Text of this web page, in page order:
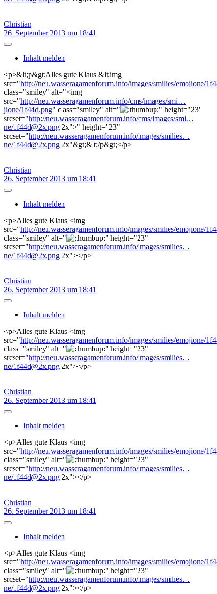
Christian
26. September 2013 um 18:41
Inhalt melden
<p>&lt;p&gt;Alles gute Klaus &lt;img
src="http://neu.wasseragamenforum.info/images/smilies/emojione/
class="smiley" alt="<img
src="http://neu.wasseragamenforum.info/cms/images/smi…
jione/1f44d.png" class="smiley" alt="
" height="23"
srcset="http://neu.wasseragamenforum.info/cms/images/smi…
ne/1f44d@2x.png 2x">" height="23"
srcset="http://neu.wasseragamenforum.info/images/smilies…
ne/1f44d@2x.png 2x"&gt;&lt;/p&gt;</p>
Christian
26. September 2013 um 18:41
Inhalt melden
<p>Alles gute Klaus <img
src="http://neu.wasseragamenforum.info/images/smilies/emojione/
class="smiley" alt="
" height="23"
srcset="http://neu.wasseragamenforum.info/images/smilies…
ne/1f44d@2x.png 2x"></p>
Christian
26. September 2013 um 18:41
Inhalt melden
<p>Alles gute Klaus <img
src="http://neu.wasseragamenforum.info/images/smilies/emojione/
class="smiley" alt="
" height="23"
srcset="http://neu.wasseragamenforum.info/images/smilies…
ne/1f44d@2x.png 2x"></p>
Christian
26. September 2013 um 18:41
Inhalt melden
<p>Alles gute Klaus <img
src="http://neu.wasseragamenforum.info/images/smilies/emojione/
class="smiley" alt="
" height="23"
srcset="http://neu.wasseragamenforum.info/images/smilies…
ne/1f44d@2x.png 2x"></p>
Christian
26. September 2013 um 18:41
Inhalt melden
<p>Alles gute Klaus <img
src="http://neu.wasseragamenforum.info/images/smilies/emojione/
class="smiley" alt="
" height="23"
srcset="http://neu.wasseragamenforum.info/images/smilies…
ne/1f44d@2x.png 2x"></p>